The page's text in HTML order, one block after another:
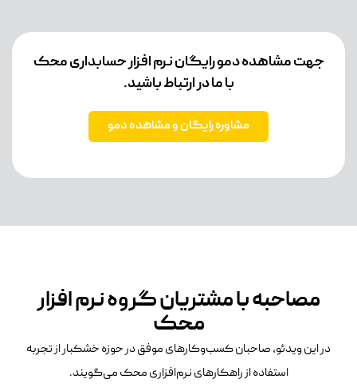
جهت مشاهده دمو رایگان نرم افزار حسابداری محک
با ما در ارتباط باشید.
مشاوره رایگان و مشاهده دمو
مصاحبه با مشتریان گروه نرم افزار
محک
در این ویدئو، صاحبان کسب‌وکارهای موفق در حوزه خشکبار از تجربه
استفاده از راهکارهای نرم‌افزاری محک می‌گویند.